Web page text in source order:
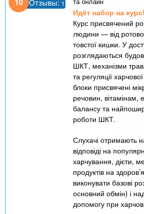
Отзывы: 1
Идёт набор на курс!
Курс присвячений
людини — від
товстої кишки. У
розглядаються
ШКТ, механізми
та регуляції
блоки присвячені
речовин, вітамінам,
балансу та
роботи ШКТ.
Слухачі отримають
відповіді на
харчування, дієти,
продуктів на
виконувати базові
основний обмін) і
допомогу при